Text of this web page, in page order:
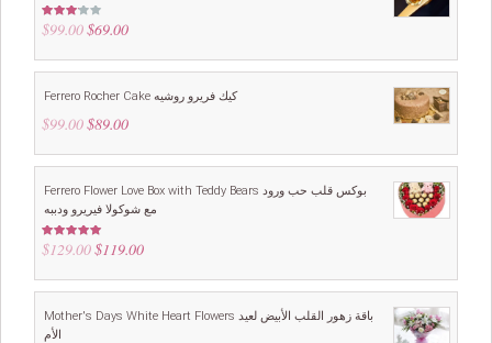
Rated
3.00
5
$99.00 Original
was:
$69.00Current
is:
Ferrero Rocher Cake كيك فريرو روشيه
$99.00 Original
was:
$89.00Current
is:
Ferrero Flower Love Box with Teddy Bears بوكس قلب حب ورود
مع شوكولا فيريرو ودببه
Rated 5.00
out of 5
$129.00 Original
was:
$119.00Current
is:
Mother's Days White Heart Flowers باقة زهور القلب الأبيض لعيد
الأم